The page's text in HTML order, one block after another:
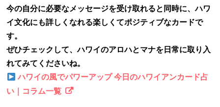
今の自分に必要なメッセージを受け取れると同時に、ハワ
イ文化にも詳しくなれる楽しくてポジティブなカードで
す。
ぜひチェックして、ハワイのアロハとマナを日常に取り入
れてみてくださいね。
ハワイの風でパワーアップ 今日のハワイアンカード占
い｜コラム一覧